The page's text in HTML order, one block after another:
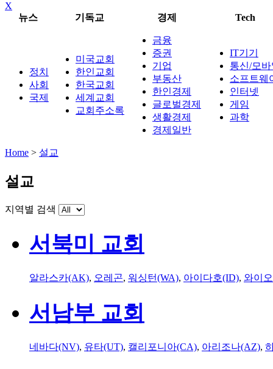
X
뉴스
기독교 경제 Tech
정치
사회
국제
미국교회
한인교회
한국교회
세계교회
교회주소록
금융
증권
기업
부동산
한인경제
글로벌경제
생활경제
경제일반
IT기기
통신/모
소프트웨
인터넷
게임
과학
Home > 설교
설교
지역별 검색
서북미 교회
알라스카(AK), 오레곤, 워싱턴(WA), 아이다호(ID), 와이
서남부 교회
네바다(NV), 유타(UT), 캘리포니아(CA), 아리조나(AZ),